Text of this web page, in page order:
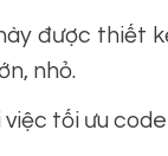
được thiết
nhỏ.
tối ưu